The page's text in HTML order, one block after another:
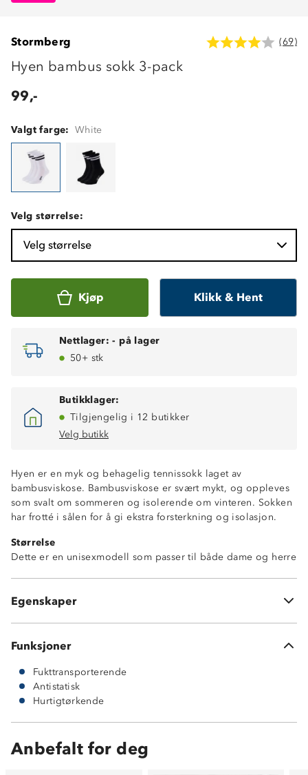
Stormberg (69)
Hyen bambus sokk 3-pack
99,-
Valgt farge: White
Velg størrelse:
Velg størrelse
Kjøp Klikk & Hent
Nettlager: - på lager
50+ stk
Butikklager:
Tilgjengelig i 12 butikker
Velg butikk
Hyen er en myk og behagelig tennissokk laget av
bambusviskose. Bambusviskose er svært mykt, og oppleves
som svalt om sommeren og isolerende om vinteren. Sokken
har frotté i sålen for å gi ekstra forsterkning og isolasjon.
Størrelse
Dette er en unisexmodell som passer til både dame og herre
Egenskaper
Hurtigtørkende
Antistatisk
70 % bambusviskose, 27 % nylon, 3 % elastan
Funksjoner
Fukttransporterende
Antistatisk
Hurtigtørkende
Anbefalt for deg